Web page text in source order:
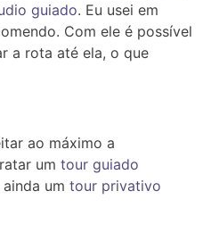
guiado. Eu usei em
Com ele é possível
a rota até ela, o que
ao máximo a
um tour guiado
um tour privativo